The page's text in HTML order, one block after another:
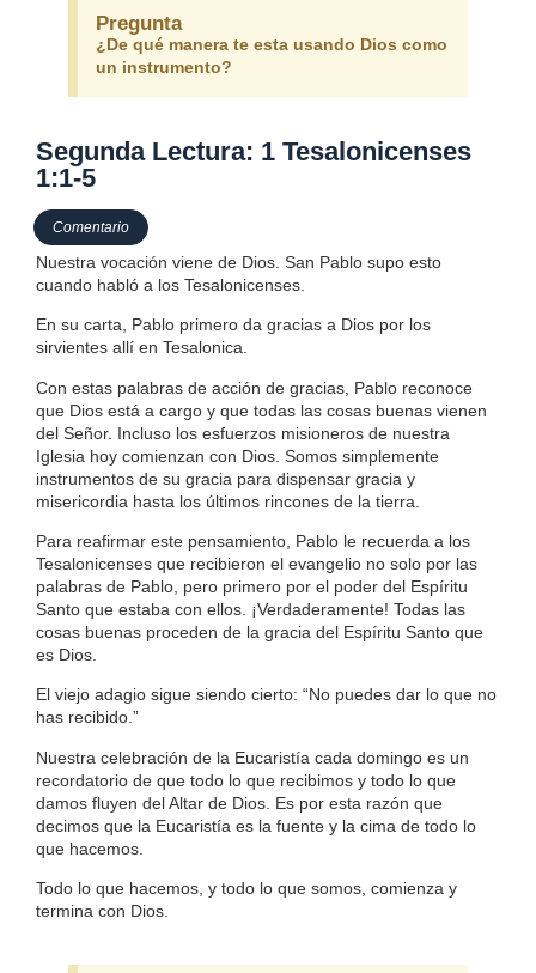
Pregunta
¿De qué manera te esta usando Dios como
un instrumento?
Segunda Lectura: 1 Tesalonicenses
1:1-5
Comentario
Nuestra vocación viene de Dios. San Pablo supo esto
cuando habló a los Tesalonicenses.
En su carta, Pablo primero da gracias a Dios por los
sirvientes allí en Tesalonica.
Con estas palabras de acción de gracias, Pablo reconoce
que Dios está a cargo y que todas las cosas buenas vienen
del Señor. Incluso los esfuerzos misioneros de nuestra
Iglesia hoy comienzan con Dios. Somos simplemente
instrumentos de su gracia para dispensar gracia y
misericordia hasta los últimos rincones de la tierra.
Para reafirmar este pensamiento, Pablo le recuerda a los
Tesalonicenses que recibieron el evangelio no solo por las
palabras de Pablo, pero primero por el poder del Espíritu
Santo que estaba con ellos. ¡Verdaderamente! Todas las
cosas buenas proceden de la gracia del Espíritu Santo que
es Dios.
El viejo adagio sigue siendo cierto: “No puedes dar lo que no
has recibido.”
Nuestra celebración de la Eucaristía cada domingo es un
recordatorio de que todo lo que recibimos y todo lo que
damos fluyen del Altar de Dios. Es por esta razón que
decimos que la Eucaristía es la fuente y la cima de todo lo
que hacemos.
Todo lo que hacemos, y todo lo que somos, comienza y
termina con Dios.